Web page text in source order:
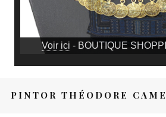
Voir ici - BOUTIQUE
PINTOR THÉODORE